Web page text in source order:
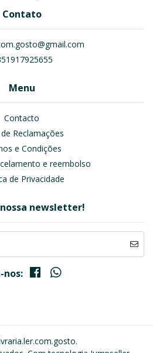
Contato
Menu
Contacto
Reclamações
e Condições
e reembolso
de Privacidade
newsletter!
nos: